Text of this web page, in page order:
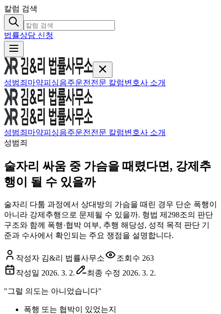
칼럼 검색
법률상담 신청
성범죄 마약피싱음주운전 전문 칼럼변호사 소개
성범죄 마약피싱음주운전 전문 칼럼변호사 소개
성범죄
술자리 싸움 중 가슴을 때렸다면, 강제추
행이 될 수 있을까
술자리 다툼 과정에서 상대방의 가슴을 때린 경우 단순 폭행이
아니라 강제추행으로 문제될 수 있을까. 형법 제298조의 판단
구조와 함께 폭행·협박 여부, 추행 해당성, 성적 목적 판단 기
준과 수사에서 확인되는 주요 쟁점을 설명합니다.
작성자 김&리 법률사무소 조회수 263
작성일 2026. 3. 2. 최종 수정 2026. 3. 2.
"그럴 의도는 아니었습니다"
폭행 또는 협박이 있었는지